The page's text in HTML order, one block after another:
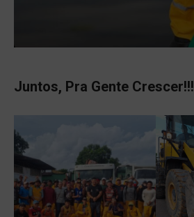
Juntos, Pra Gente Crescer!!!